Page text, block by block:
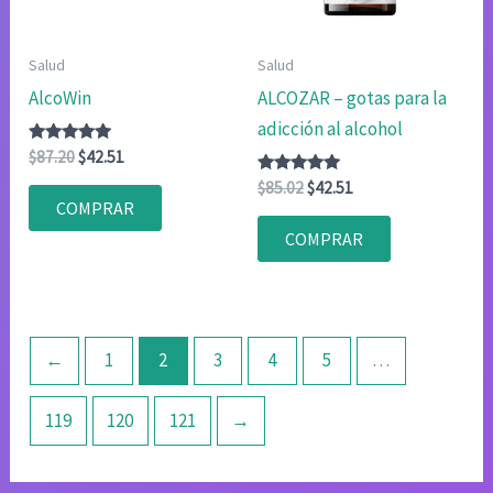
Salud
AlcoWin
Valorado
con
4.83
de 5
$87.20El
original
era:
$42.51El
actual
es:
COMPRAR
Salud
ALCOZAR – gotas para la
adicción al alcohol
Valorado
con
4.80
$85.02El
original
era:
$42.51El
actual
es:
COMPRAR
← 1 2 3 4 5 …
119 120 121 →